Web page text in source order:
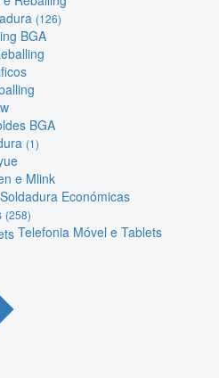
(126)
BGA
BGA
(1)
e Mlink
Económicas
(258)
Telefonia Móvel e Tablets